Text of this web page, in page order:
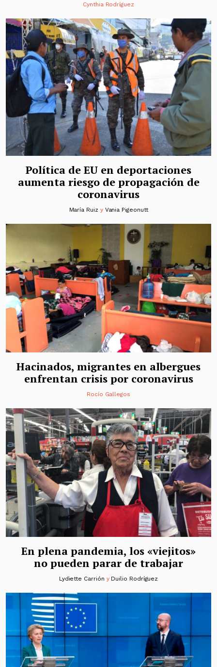
Cynthia Rodríguez
Política de EU en deportaciones
aumenta riesgo de propagación de
coronavirus
María Ruiz y Vania Pigeonutt
Hacinados, migrantes en albergues
enfrentan crisis por coronavirus
Rocío Gallegos
En plena pandemia, los «viejitos»
no pueden parar de trabajar
Lydiette Carrión y Duilio Rodríguez